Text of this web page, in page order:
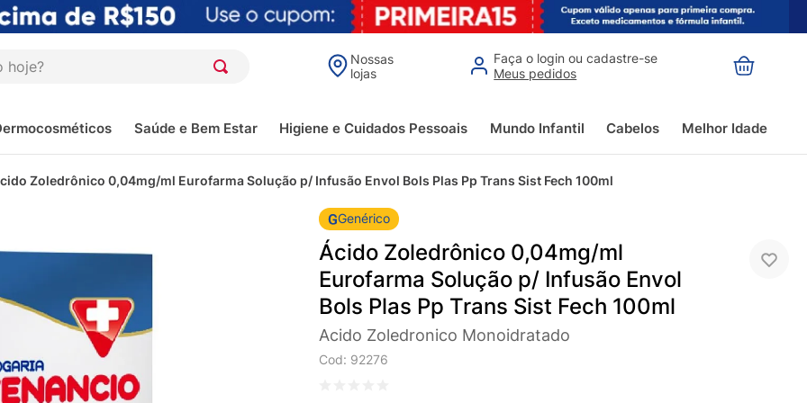
Nossas
lojas
Faça o login ou cadastre-se
Meus pedidos
Saúde e Bem Estar Higiene e Cuidados Pessoais Mundo Infantil Cabelos Melhor Idade
Zoledrônico 0,04mg/ml Eurofarma Solução p/ Infusão Envol Bols Plas Pp Trans Sist Fech 100ml
Genérico
Ácido Zoledrônico 0,04mg/ml
Eurofarma Solução p/ Infusão Envol
Bols Plas Pp Trans Sist Fech 100ml
Acido Zoledronico Monoidratado
Cod: 92276